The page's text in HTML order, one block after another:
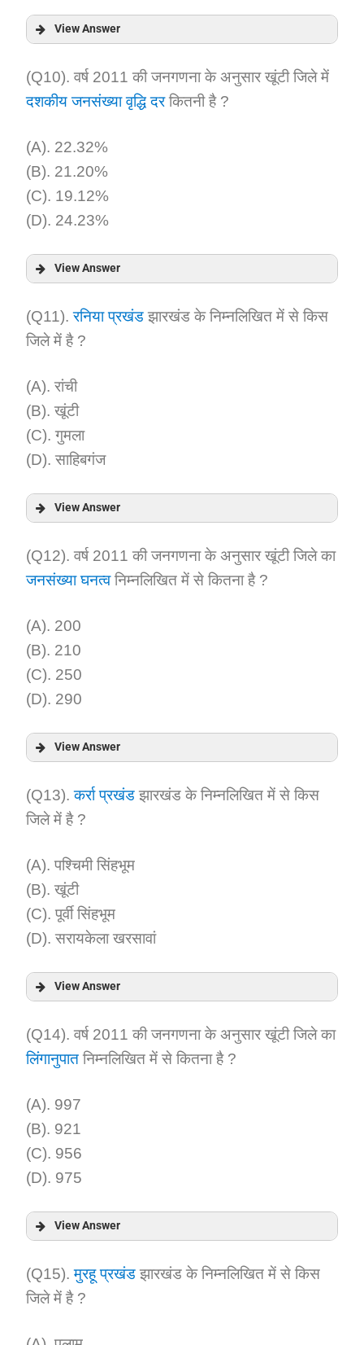
View Answer
Answer:
(Q10). वर्ष 2011 की जनगणना के अनुसार खूंटी जिले में
दशकीय जनसंख्या वृद्धि दरकितनी है ?
(A). 22.32%
(B). 21.20%
(C). 19.12%
(D). 24.23%
View Answer
Answer:
(Q11).रनिया प्रखंड झारखंड के निम्नलिखित में से किस
जिले में है ?
(A). रांची
(B). खूंटी
(C). गुमला
(D). साहिबगंज
View Answer
Answer:
(Q12). वर्ष 2011 की जनगणना के अनुसार खूंटी जिले का
जनसंख्या घनत्वनिम्नलिखित में से कितना है ?
(A). 200
(B). 210
(C). 250
(D). 290
View Answer
Answer:
(Q13).कर्रा प्रखंड झारखंड के निम्नलिखित में से किस
जिले में है ?
(A). पश्चिमी सिंहभूम
(B). खूंटी
(C). पूर्वी सिंहभूम
(D). सरायकेला खरसावां
View Answer
Answer:
(Q14). वर्ष 2011 की जनगणना के अनुसार खूंटी जिले का
लिंगानुपात निम्नलिखित में से कितना है ?
(A). 997
(B). 921
(C). 956
(D). 975
View Answer
Answer:
(Q15).मुरहू प्रखंड झारखंड के निम्नलिखित में से किस
जिले में है ?